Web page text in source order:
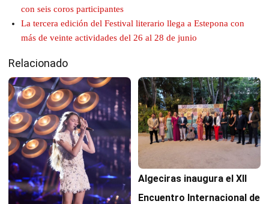
con seis coros participantes
La tercera edición del Festival literario llega a Estepona con
más de veinte actividades del 26 al 28 de junio
Relacionado
Algeciras inaugura el XII
Encuentro Internacional de